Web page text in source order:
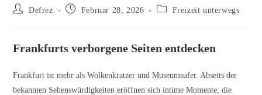
Beitrags-
Defrez
BeitragFebruar 28, 2026
Beitrags-Freizeit unterwegs
Frankfurts verborgene Seiten entdecken
Frankfurt ist mehr als Wolkenkratzer und Museumsufer. Abseits der
bekannten Sehenswürdigkeiten eröffnen sich intime Momente, die